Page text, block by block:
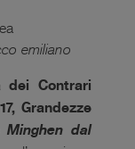
emiliano
dei Contrari
Grandezze
Minghen dal